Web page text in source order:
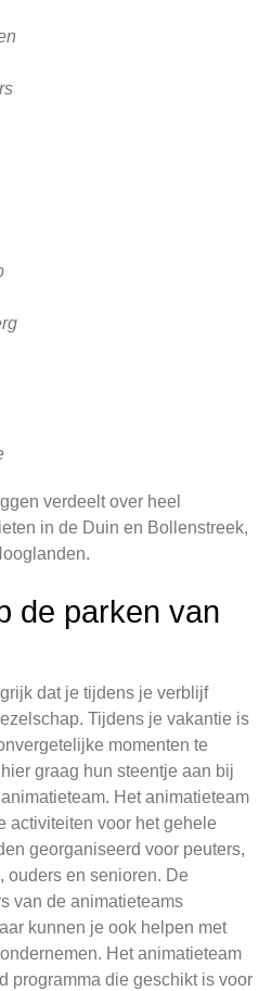
Waterbos
verdeelt over heel
in de Duin en Bollenstreek,
de parken van
dat je tijdens je verblijf
Tijdens je vakantie is
momenten te
graag hun steentje aan bij
Het animatieteam
activiteiten voor het gehele
georganiseerd voor peuters,
ouders en senioren. De
van de animatieteams
kunnen je ook helpen met
Het animatieteam
programma die geschikt is voor